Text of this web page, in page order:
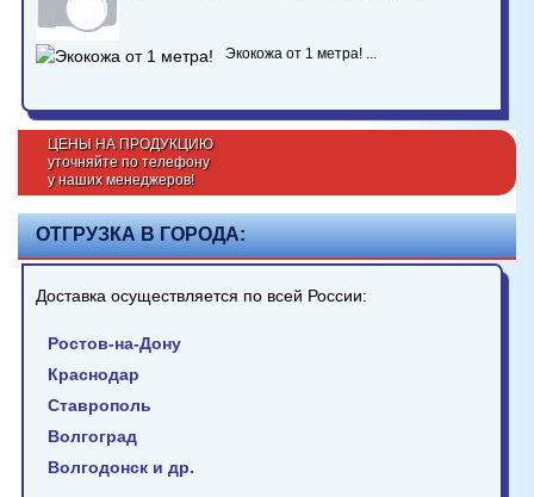
Экокожа от 1 метра! ...
ЦЕНЫ НА ПРОДУКЦИЮ
уточняйте по телефону
у наших менеджеров!
ОТГРУЗКА В ГОРОДА:
Доставка осуществляется по всей России:
Ростов-на-Дону
Краснодар
Ставрополь
Волгоград
Волгодонск и др.